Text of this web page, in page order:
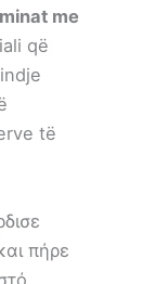
me
që
të
πήρε